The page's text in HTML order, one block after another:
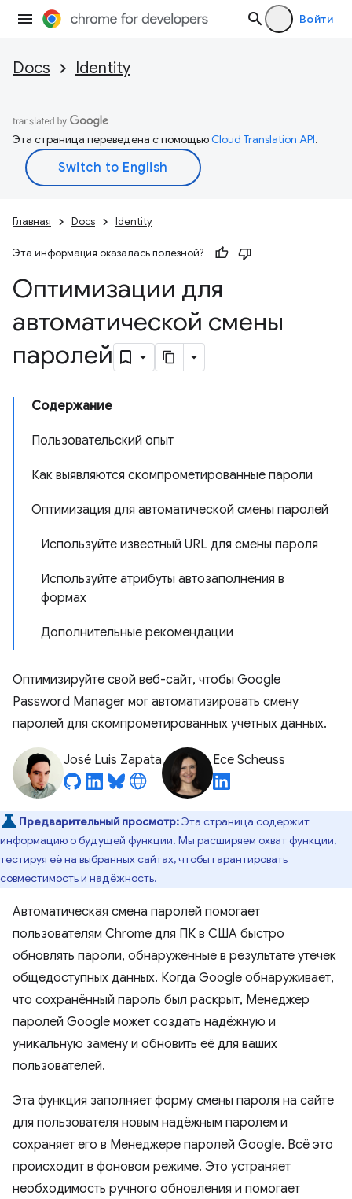
Войти
Docs Identity
Эта страница переведена с помощьюCloud Translation API.
Главная Docs Identity
Эта информация оказалась полезной?
Оптимизации для
автоматической смены
паролей
Содержание
Пользовательский опыт
Как выявляются скомпрометированные пароли
Оптимизация для автоматической смены паролей
Используйте известный URL для смены пароля
Используйте атрибуты автозаполнения в
формах
Дополнительные рекомендации
Оптимизируйте свой веб-сайт, чтобы Google
Password Manager мог автоматизировать смену
паролей для скомпрометированных учетных данных.
José Luis Zapata Ece Scheuss
Предварительный просмотр:Эта страница содержит
информацию о будущей функции. Мы расширяем охват функции,
тестируя её на выбранных сайтах, чтобы гарантировать
совместимость и надёжность.
Автоматическая смена паролей помогает
пользователям Chrome для ПК в США быстро
обновлять пароли, обнаруженные в результате утечек
общедоступных данных. Когда Google обнаруживает,
что сохранённый пароль был раскрыт, Менеджер
паролей Google может создать надёжную и
уникальную замену и обновить её для ваших
пользователей.
Эта функция заполняет форму смены пароля на сайте
для пользователя новым надёжным паролем и
сохраняет его в Менеджере паролей Google. Всё это
происходит в фоновом режиме. Это устраняет
необходимость ручного обновления и помогает